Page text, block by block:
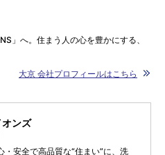
」へ。住まう人の心を豊かにする、
大京 会社プロフィールはこちら
ンズ
・安全で高品質な“住まい”に、洗